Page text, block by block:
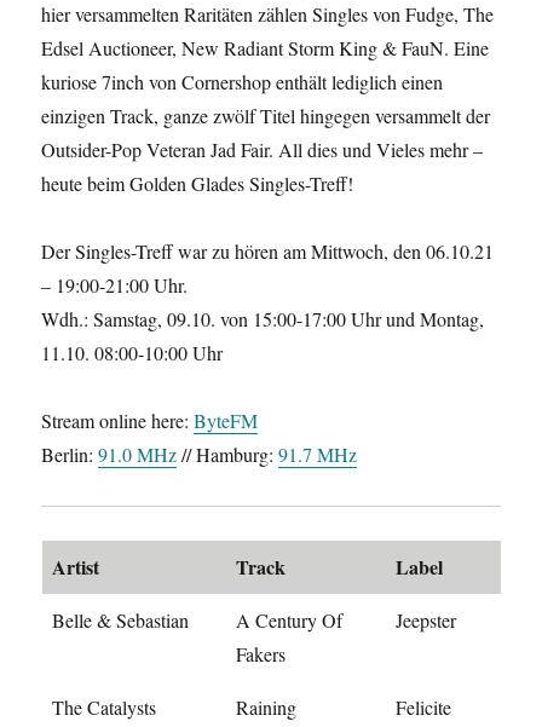
hier versammelten Raritäten zählen Singles von Fudge, The
Edsel Auctioneer, New Radiant Storm King & FauN. Eine
kuriose 7inch von Cornershop enthält lediglich einen
einzigen Track, ganze zwölf Titel hingegen versammelt der
Outsider-Pop Veteran Jad Fair. All dies und Vieles mehr –
heute beim Golden Glades Singles-Treff!
Der Singles-Treff war zu hören am Mittwoch, den 06.10.21
– 19:00-21:00 Uhr.
Wdh.: Samstag, 09.10. von 15:00-17:00 Uhr und Montag,
11.10. 08:00-10:00 Uhr
Stream online here:ByteFM
Berlin:91.0 MHz// Hamburg:91.7 MHz
Artist Track Label
Belle & Sebastian
A Century Of
Fakers
Jeepster
The Catalysts Raining
Felicite